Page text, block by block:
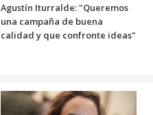
Agustín Iturralde: "Queremos
una campaña de buena
calidad y que confronte ideas"